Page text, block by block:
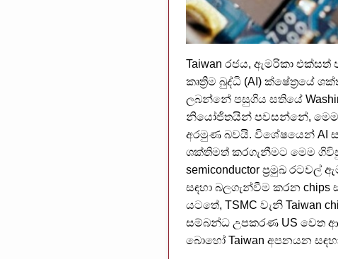
Taiwan රජය, ඇමරිකා එක්සත්
කෘත්‍රිම බුද්ධි (AI) ක්ෂේත්‍රයේ
ලබන්නේ පසුගිය සතියේ
නියෝජිතයින් පවසන්නේ, මෙම
අරමුණ බවයි. විශේෂයෙන් AI
ශක්තිමත් කරගැනීමට මෙම
semiconductor ප්‍රමුඛ රටවල්
සඳහා බලගැන්වීම කරන
යටතේ, TSMC වැනි Taiwan
සම්බන්ධ උපකරණ US වෙත
බොහෝ Taiwan අපනයන සඳහා